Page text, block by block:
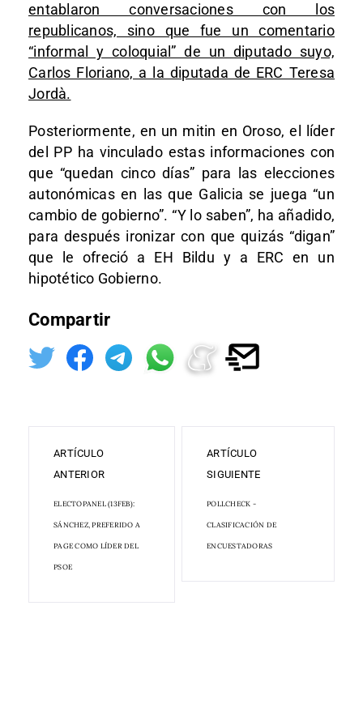
entablaron conversaciones con los
republicanos, sino que fue un comentario
“informal y coloquial” de un diputado suyo,
Carlos Floriano, a la diputada de ERC Teresa
Jordà.
Posteriormente, en un mitin en Oroso, el líder
del PP ha vinculado estas informaciones con
que “quedan cinco días” para las elecciones
autonómicas en las que Galicia se juega “un
cambio de gobierno”. “Y lo saben”, ha añadido,
para después ironizar con que quizás “digan”
que le ofreció a EH Bildu y a ERC en un
hipotético Gobierno.
Compartir
ARTÍCULO
ANTERIOR
ELECTOPANEL (13FEB):
SÁNCHEZ, PREFERIDO A
PAGE COMO LÍDER DEL
PSOE
ARTÍCULO
SIGUIENTE
POLLCHECK -
CLASIFICACIÓN DE
ENCUESTADORAS